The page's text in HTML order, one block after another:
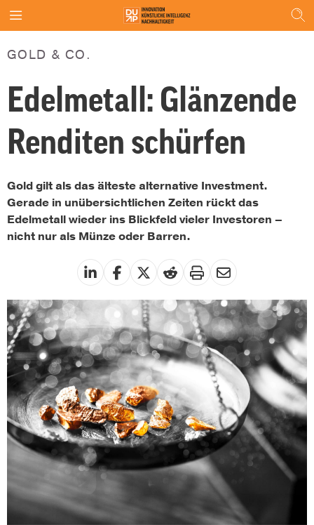
GOLD & CO.
Edelmetall: Glänzende
Renditen schürfen
Gold gilt als das älteste alternative Investment.
Gerade in unübersichtlichen Zeiten rückt das
Edelmetall wieder ins Blickfeld vieler Investoren –
nicht nur als Münze oder Barren.